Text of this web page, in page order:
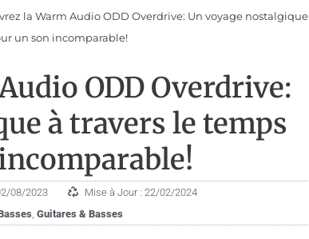
la Warm Audio ODD Overdrive: Un voyage nostalgique
un son incomparable!
ODD Overdrive:
à travers le temps
08/2023
Mise à Jour : 22/02/2024
, Gui­tares & Basses